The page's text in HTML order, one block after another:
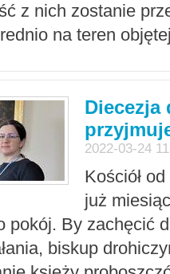
z nich zostanie
na teren
Diecezja
2022-03-24
Kościół
już
pokój. By zachęcić
biskup